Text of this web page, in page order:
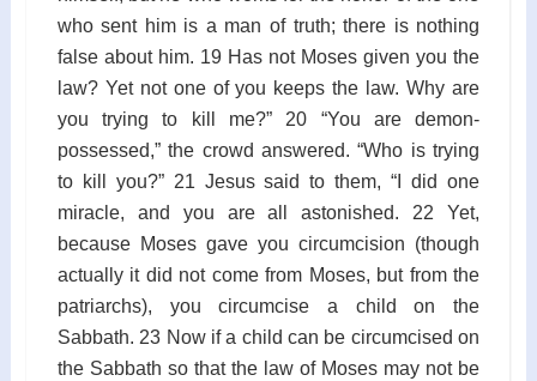
who sent him is a man of truth; there is nothing
false about him. 19 Has not Moses given you the
law? Yet not one of you keeps the law. Why are
you trying to kill me?” 20 “You are demon-
possessed,” the crowd answered. “Who is trying
to kill you?” 21 Jesus said to them, “I did one
miracle, and you are all astonished. 22 Yet,
because Moses gave you circumcision (though
actually it did not come from Moses, but from the
patriarchs), you circumcise a child on the
Sabbath. 23 Now if a child can be circumcised on
the Sabbath so that the law of Moses may not be